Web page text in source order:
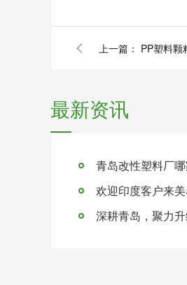
上一篇：
最新资讯
青岛改性塑料厂
欢迎印度客户来
深耕青岛，聚力